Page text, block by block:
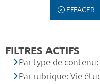
EFFACER
FILTRES ACTIFS
Par type de contenu:
Par rubrique: Vie